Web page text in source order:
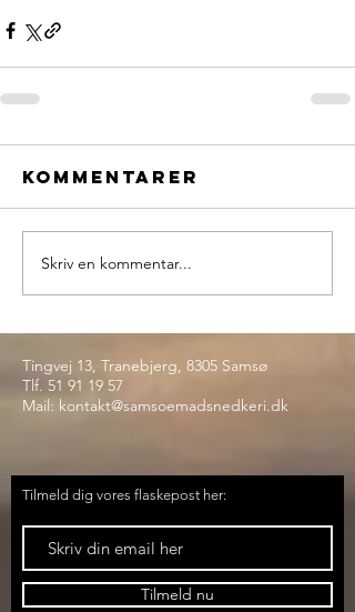
Kommentarer
Skriv en kommentar...
Tingvej 13, Tranebjerg, 8305 Samsø
Tlf. 51 91 19 57
Mail: kontakt@samsoemadsnedkeri.dk
Tilmeld dig vores flaskepost her:
Tilmeld nu